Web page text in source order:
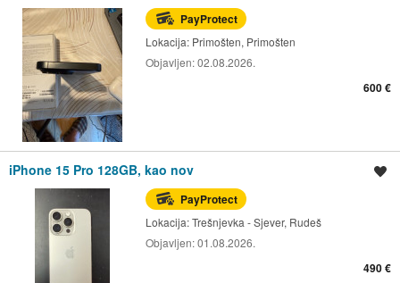
PayProtect
Lokacija: Primošten, Primošten
Objavljen:02.08.2026.
600 €
iPhone 15 Pro 128GB, kao nov
PayProtect
Lokacija:Trešnjevka - Sjever, Rudeš
Objavljen:01.08.2026.
490 €